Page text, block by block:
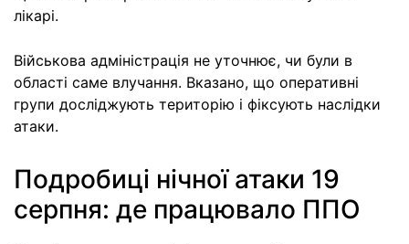
лікарі.
Військова адміністрація не уточнює, чи були в
області саме влучання. Вказано, що оперативні
групи досліджують територію і фіксують наслідки
атаки.
Подробиці нічної атаки 19
серпня: де працювало ППО